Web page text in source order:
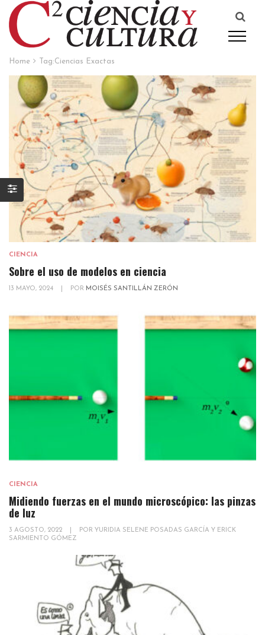
Home Tag:Ciencias Exactas
CIENCIA
Sobre el uso de modelos en ciencia
13 MAYO, 2024 POR MOISÉS SANTILLÁN ZERÓN
CIENCIA
Midiendo fuerzas en el mundo microscópico: las pinzas
de luz
3 AGOSTO, 2022 POR YURIDIA SELENE POSADAS GARCÍA Y ERICK
SARMIENTO GÓMEZ